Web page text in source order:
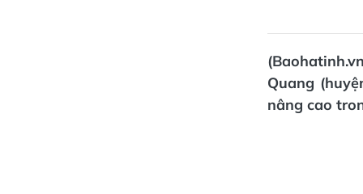
Quang
nâng cao